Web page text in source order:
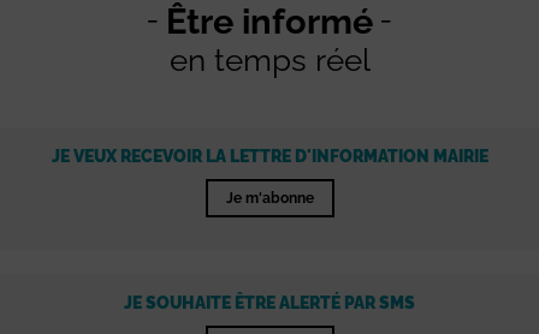
Être informé
en temps réel
JE VEUX RECEVOIR LA LETTRE D'INFORMATION MAIRIE
Je m'abonne
JE SOUHAITE ÊTRE ALERTÉ PAR SMS